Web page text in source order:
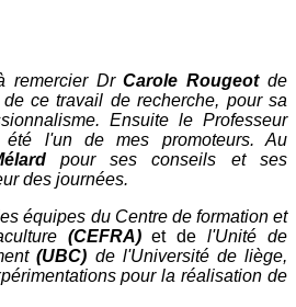
remercier DrCarole Rougeotde
ce travail de recherche, pour sa
Ensuite le Professeur
été l'un de mes promoteurs. Au
pour ses conseils et ses
des journées.
équipes du Centre de formation et
(CEFRA)et del'Unité de
(UBC) de l'Université de liège,
pour la réalisation de